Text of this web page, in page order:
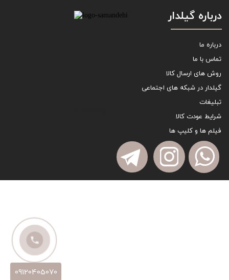
درباره گیلدار
درباره ما
تماس با ما
روش های ارسال کالا
گیلدار در شبکه های اجتماعی
تبلیغات
شرایط عودت کالا
فیلم ها و کلیپ ها
09120405070